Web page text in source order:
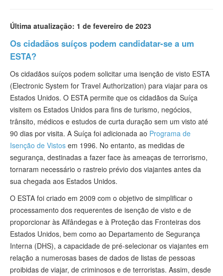
Última atualização: 1 de fevereiro de 2023
Os cidadãos suíços podem candidatar-se a um
ESTA?
Os cidadãos suíços podem solicitar uma isenção de visto ESTA
(Electronic System for Travel Authorization) para viajar para os
Estados Unidos. O ESTA permite que os cidadãos da Suíça
visitem os Estados Unidos para fins de turismo, negócios,
trânsito, médicos e estudos de curta duração sem um visto até
90 dias por visita. A Suíça foi adicionada ao Programa de
Isenção de Vistos em 1996. No entanto, as medidas de
segurança, destinadas a fazer face às ameaças de terrorismo,
tornaram necessário o rastreio prévio dos viajantes antes da
sua chegada aos Estados Unidos.
O ESTA foi criado em 2009 com o objetivo de simplificar o
processamento dos requerentes de isenção de visto e de
proporcionar às Alfândegas e à Proteção das Fronteiras dos
Estados Unidos, bem como ao Departamento de Segurança
Interna (DHS), a capacidade de pré-selecionar os viajantes em
relação a numerosas bases de dados de listas de pessoas
proibidas de viajar, de criminosos e de terroristas. Assim, desde